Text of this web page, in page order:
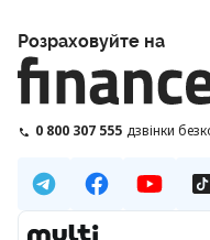
Розраховуйте на
0 800 307 555 дзвінки